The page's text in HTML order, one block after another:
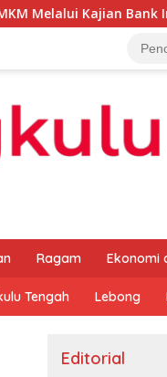
Bank Indonesia
Ragam Ekonomi
Tengah Lebong
Editorial